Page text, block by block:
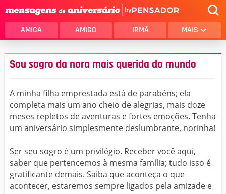
by
AMIGA AMIGO IRMÃ MAIS
Sou sogro da nora mais querida do mundo
A minha filha emprestada está de parabéns; ela
completa mais um ano cheio de alegrias, mais doze
meses repletos de aventuras e fortes emoções. Tenha
um aniversário simplesmente deslumbrante, norinha!
Ser seu sogro é um privilégio. Receber você aqui,
saber que pertencemos à mesma família; tudo isso é
gratificante demais. Saiba que aconteça o que
acontecer, estaremos sempre ligados pela amizade e